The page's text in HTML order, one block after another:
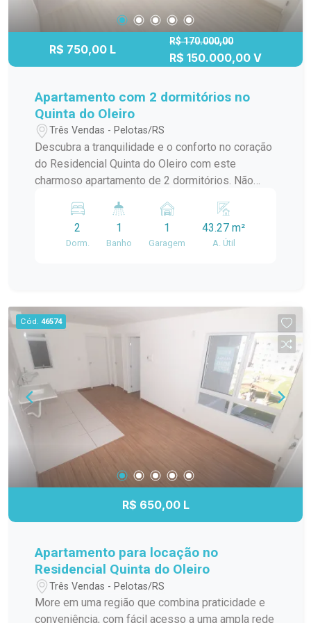
R$ 750,00 L
R$ 170.000,00
R$ 150.000,00 V
Apartamento com 2 dormitórios no
Quinta do Oleiro
Três Vendas - Pelotas/RS
Descubra a tranquilidade e o conforto no coração
do Residencial Quinta do Oleiro com este
charmoso apartamento de 2 dormitórios. Não
seguro e familiar, onde cada detalhe foi pensado
para proporcionar qualidade de vida. Descrição
do Imóvel - 2 Dormitórios - Sala - Cozinha - Área
Gold, Havan, Stok Center e demais comércios
locais. Fácil acesso a transporte público. Não
perca essa oportunidade de morar bem no
Residencial Quinta do Oleiro!
2
Dorm.
1
Banho
1
Garagem
43.27 m²
A. Útil
Cód. 46574
R$ 650,00 L
Apartamento para locação no
Residencial Quinta do Oleiro
Três Vendas - Pelotas/RS
More em uma região que combina praticidade e
conveniência, com fácil acesso a uma ampla rede